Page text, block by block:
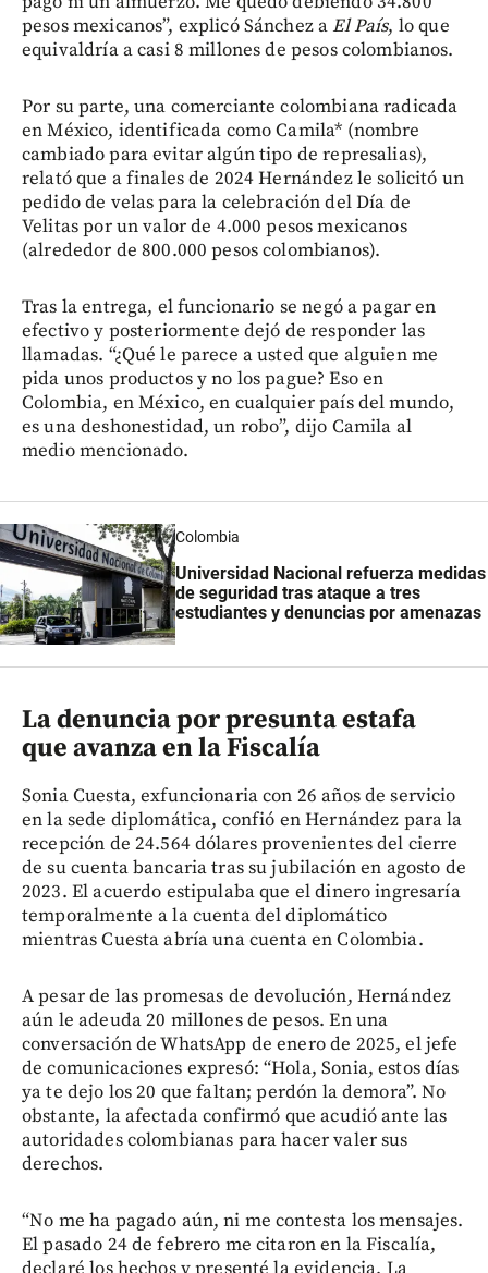
pesos mexicanos”, explicó Sánchez aEl País, lo que
equivaldría a casi 8 millones de pesos colombianos.
Por su parte, una comerciante colombiana radicada
en México, identificada como Camila* (nombre
cambiado para evitar algún tipo de represalias),
relató que a finales de 2024 Hernández le solicitó un
pedido de velas para la celebración del Día de
Velitas por un valor de 4.000 pesos mexicanos
(alrededor de 800.000 pesos colombianos).
Tras la entrega, el funcionario se negó a pagar en
efectivo y posteriormente dejó de responder las
llamadas. “¿Qué le parece a usted que alguien me
pida unos productos y no los pague? Eso en
Colombia, en México, en cualquier país del mundo,
es una deshonestidad, un robo”, dijo Camila al
medio mencionado.
Colombia
Universidad Nacional refuerza medidas
de seguridad tras ataque a tres
estudiantes y denuncias por amenazas
La denuncia por presunta estafa
que avanza en la Fiscalía
Sonia Cuesta, exfuncionaria con 26 años de servicio
en la sede diplomática, confió en Hernández para la
recepción de 24.564 dólares provenientes del cierre
de su cuenta bancaria tras su jubilación en agosto de
2023. El acuerdo estipulaba que el dinero ingresaría
temporalmente a la cuenta del diplomático
mientras Cuesta abría una cuenta en Colombia.
A pesar de las promesas de devolución, Hernández
aún le adeuda 20 millones de pesos. En una
conversación de WhatsApp de enero de 2025, el jefe
de comunicaciones expresó: “Hola, Sonia, estos días
ya te dejo los 20 que faltan; perdón la demora”. No
obstante, la afectada confirmó que acudió ante las
autoridades colombianas para hacer valer sus
derechos.
“No me ha pagado aún, ni me contesta los mensajes.
El pasado 24 de febrero me citaron en la Fiscalía,